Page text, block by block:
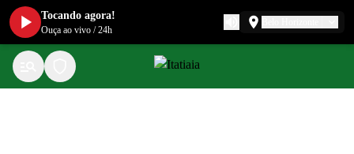
Tocando agora!
Ouça ao vivo /24h